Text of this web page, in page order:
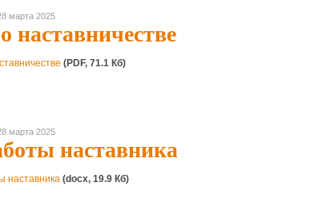
марта 2025
наставничестве
(PDF, 71.1 Кб)
марта 2025
наставника
наставника(docx, 19.9 Кб)